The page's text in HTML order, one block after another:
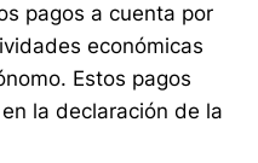
pagos a cuenta por
económicas
Estos pagos
la declaración de la